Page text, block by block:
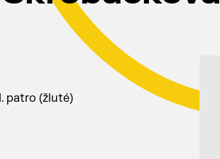
patro (žluté)